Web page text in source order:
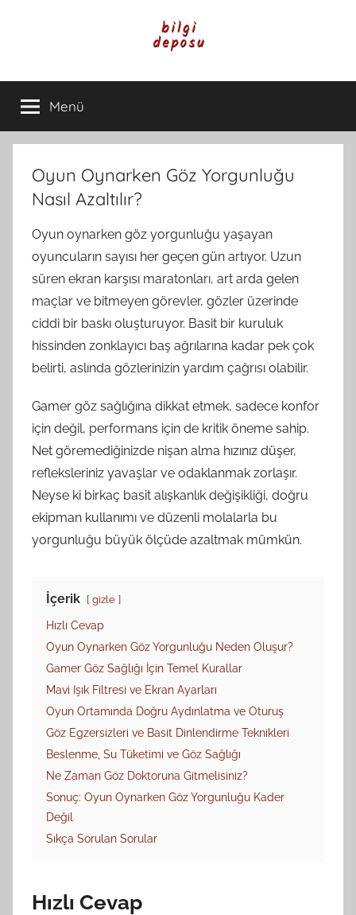
Bilgi
Deposu
Günlük
Yaşam
ve
Rehber
İçerikleri
Menü
Oyun Oynarken Göz Yorgunluğu
Nasıl Azaltılır?
Oyun oynarken göz yorgunluğu yaşayan
oyuncuların sayısı her geçen gün artıyor. Uzun
süren ekran karşısı maratonları, art arda gelen
maçlar ve bitmeyen görevler, gözler üzerinde
ciddi bir baskı oluşturuyor. Basit bir kuruluk
hissinden zonklayıcı baş ağrılarına kadar pek çok
belirti, aslında gözlerinizin yardım çağrısı olabilir.
Gamer göz sağlığına dikkat etmek, sadece konfor
için değil, performans için de kritik öneme sahip.
Net göremediğinizde nişan alma hızınız düşer,
refleksleriniz yavaşlar ve odaklanmak zorlaşır.
Neyse ki birkaç basit alışkanlık değişikliği, doğru
ekipman kullanımı ve düzenli molalarla bu
yorgunluğu büyük ölçüde azaltmak mümkün.
İçerik gizle
Hızlı Cevap
Oyun Oynarken Göz Yorgunluğu Neden Oluşur?
Gamer Göz Sağlığı İçin Temel Kurallar
Mavi Işık Filtresi ve Ekran Ayarları
Oyun Ortamında Doğru Aydınlatma ve Oturuş
Göz Egzersizleri ve Basit Dinlendirme Teknikleri
Beslenme, Su Tüketimi ve Göz Sağlığı
Ne Zaman Göz Doktoruna Gitmelisiniz?
Sonuç: Oyun Oynarken Göz Yorgunluğu Kader
Değil
Sıkça Sorulan Sorular
Hızlı Cevap